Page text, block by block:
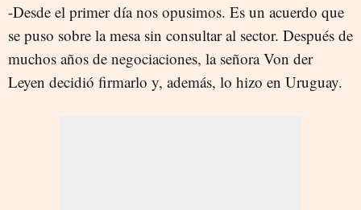
-Desde el primer día nos opusimos. Es un acuerdo que
se puso sobre la mesa sin consultar al sector. Después de
muchos años de negociaciones, la señora Von der
Leyen decidió firmarlo y, además, lo hizo en Uruguay.